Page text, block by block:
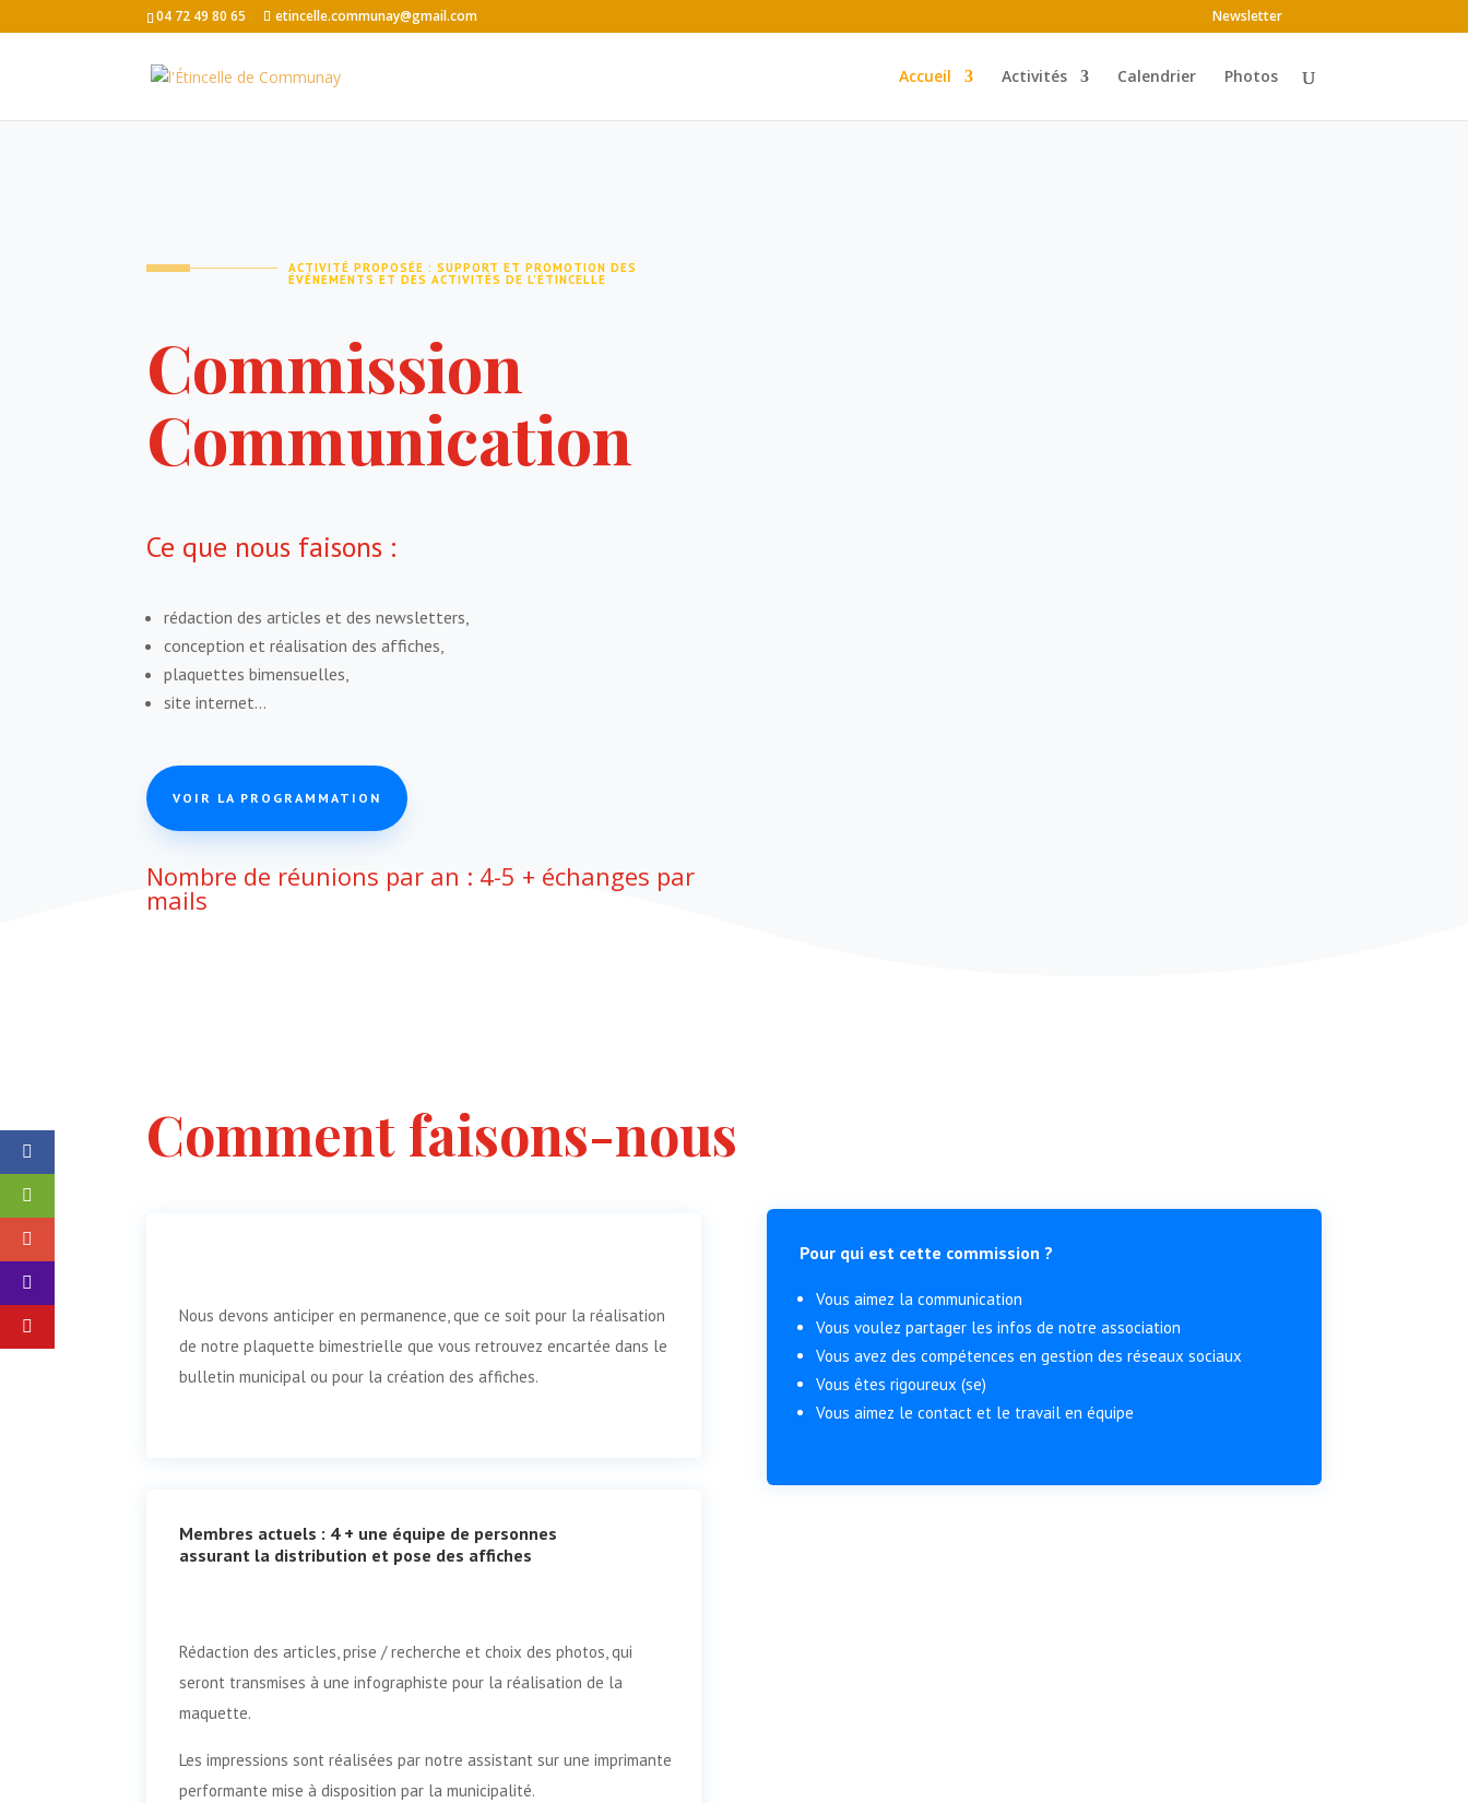
04 72 49 80 65 etincelle.communay@gmail.com Newsletter
Accueil Activités Calendrier Photos
ACTIVITÉ PROPOSÉE : SUPPORT ET PROMOTION DES
ÉVÉNEMENTS ET DES ACTIVITÉS DE L’ÉTINCELLE
Commission
Communication
Ce que nous faisons :
rédaction des articles et des newsletters,
conception et réalisation des affiches,
plaquettes bimensuelles,
site internet…
VOIR LA PROGRAMMATION
Nombre de réunions par an : 4-5 + échanges par
mails
Comment faisons-nous
Nous devons anticiper en permanence, que ce soit pour la réalisation
de notre plaquette bimestrielle que vous retrouvez encartée dans le
bulletin municipal ou pour la création des affiches.
Membres actuels : 4 + une équipe de personnes
assurant la distribution et pose des affiches
Rédaction des articles, prise / recherche et choix des photos, qui
seront transmises à une infographiste pour la réalisation de la
maquette.
Les impressions sont réalisées par notre assistant sur une imprimante
performante mise à disposition par la municipalité.
Pour qui est cette commission ?
Vous aimez la communication
Vous voulez partager les infos de notre association
Vous avez des compétences en gestion des réseaux sociaux
Vous êtes rigoureux (se)
Vous aimez le contact et le travail en équipe